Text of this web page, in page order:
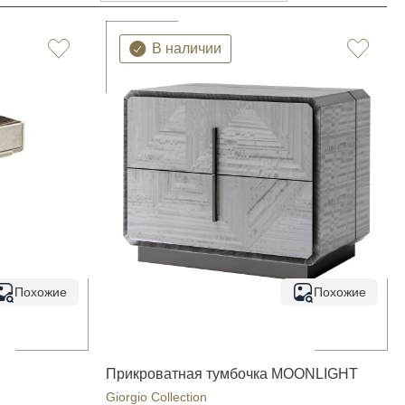
Похожие
В наличии
Похожие
Прикроватная тумбочка MOONLIGHT
Giorgio Collection